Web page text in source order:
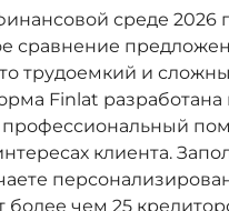
среде 2026
сравнение
трудоемкий и
Finlat разработана
клиента.
чем 25